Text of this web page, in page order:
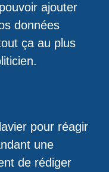
ajouter
données
ça au plus
pour réagir
une
de rédiger